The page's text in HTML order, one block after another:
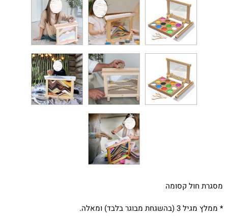
מסגרת חול קסומה
* ממלץ מגיל 3 (בהשגחת מבוגר בלבד) ומאלה.